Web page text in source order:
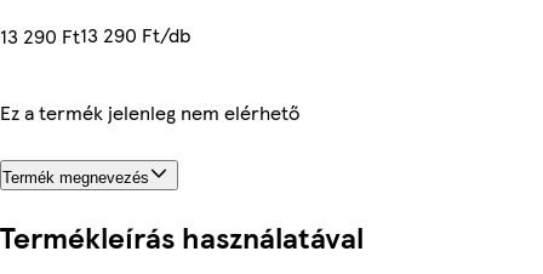
13 290 Ft13 290 Ft/db
Ez a termék jelenleg nem elérhető
Termék megnevezés
Termékleírás használatával